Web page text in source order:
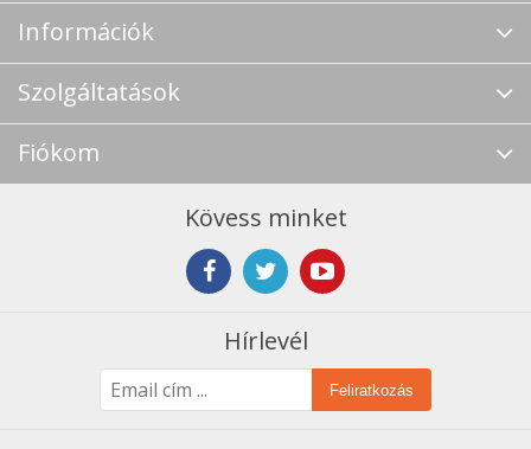
Információk
Szolgáltatások
Fiókom
Kövess minket
Hírlevél
Feliratkozás